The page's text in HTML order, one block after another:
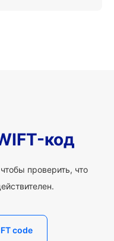
код
проверить, что
code